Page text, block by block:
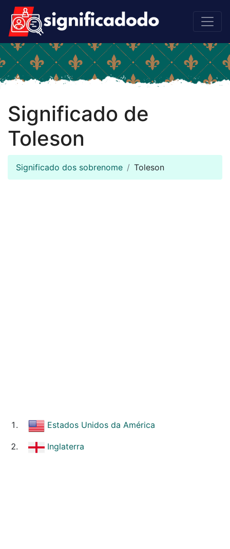
Significado de
Toleson
Significado dos sobrenome Toleson
Estados Unidos da América
Inglaterra